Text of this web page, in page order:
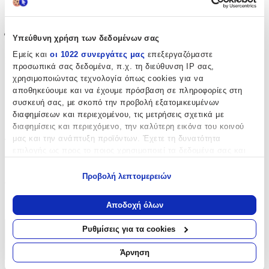
Υπεύθυνη χρήση των δεδομένων σας
Εμείς και οι 1022 συνεργάτες μας επεξεργαζόμαστε
προσωπικά σας δεδομένα, π.χ. τη διεύθυνση IP σας,
χρησιμοποιώντας τεχνολογία όπως cookies για να
αποθηκεύουμε και να έχουμε πρόσβαση σε πληροφορίες στη
συσκευή σας, με σκοπό την προβολή εξατομικευμένων
διαφημίσεων και περιεχομένου, τις μετρήσεις σχετικά με
διαφημίσεις και περιεχόμενο, την καλύτερη εικόνα του κοινού
μας και την ανάπτυξη προϊόντων. Έχετε τη δυνατότητα
Να συλλέξουμε πληροφορίες σχετικά με τη γεωγραφική
σας τοποθεσία, οι οποίες μπορεί να είναι ακριβείς σε
απόσταση μερικών μέτρων
Να αναγνωρίσουμε τη συσκευή σας σαρώνοντας ενεργά
για συγκεκριμένα χαρακτηριστικά (δακτυλικό αποτύπωμα)
Μάθετε περισσότερα σχετικά με τον τρόπο επεξεργασίας των
Προβολή λεπτομερειών
Αποδοχή όλων
Ρυθμίσεις για τα cookies
Άρνηση
Έξτρα Χαρακτηριστικά
Piercing:
Όχι
Νυφικά:
Όχι
Τύπος :
Χαρακτηριστικά